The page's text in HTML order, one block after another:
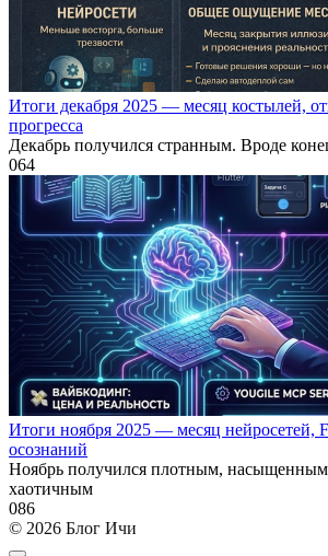
Итоги декабря 2025 — месяц костылей,
прогресса
Декабрь получился странным. Вроде
064
Итоги ноября 2025 — месяц нейросетей,
осознаний
Ноябрь получился плотным,
хаотичным
086
© 2026 Блог Ичи